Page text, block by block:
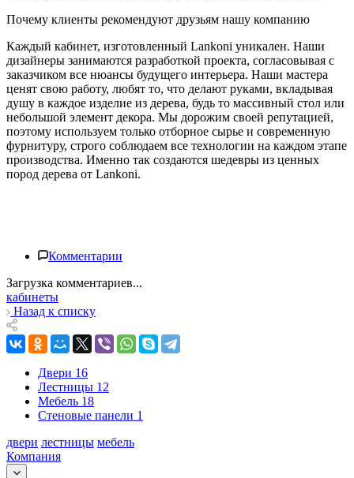
Почему клиенты рекомендуют друзьям нашу компанию
Каждый кабинет, изготовленный Lankoni уникален. Наши
дизайнеры занимаются разработкой проекта, согласовывая с
заказчиком все нюансы будущего интерьера. Наши мастера
ценят свою работу, любят то, что делают руками, вкладывая
душу в каждое изделие из дерева, будь то массивный стол или
небольшой элемент декора. Мы дорожим своей репутацией,
поэтому используем только отборное сырье и современную
фурнитуру, строго соблюдаем все технологии на каждом этапе
производства. Именно так создаются шедевры из ценных
пород дерева от Lankoni.
Комментарии
Загрузка комментариев...
кабинеты
Назад к списку
Двери 16
Лестницы 12
Мебель 18
Стеновые панели 1
двери лестницы мебель
Компания